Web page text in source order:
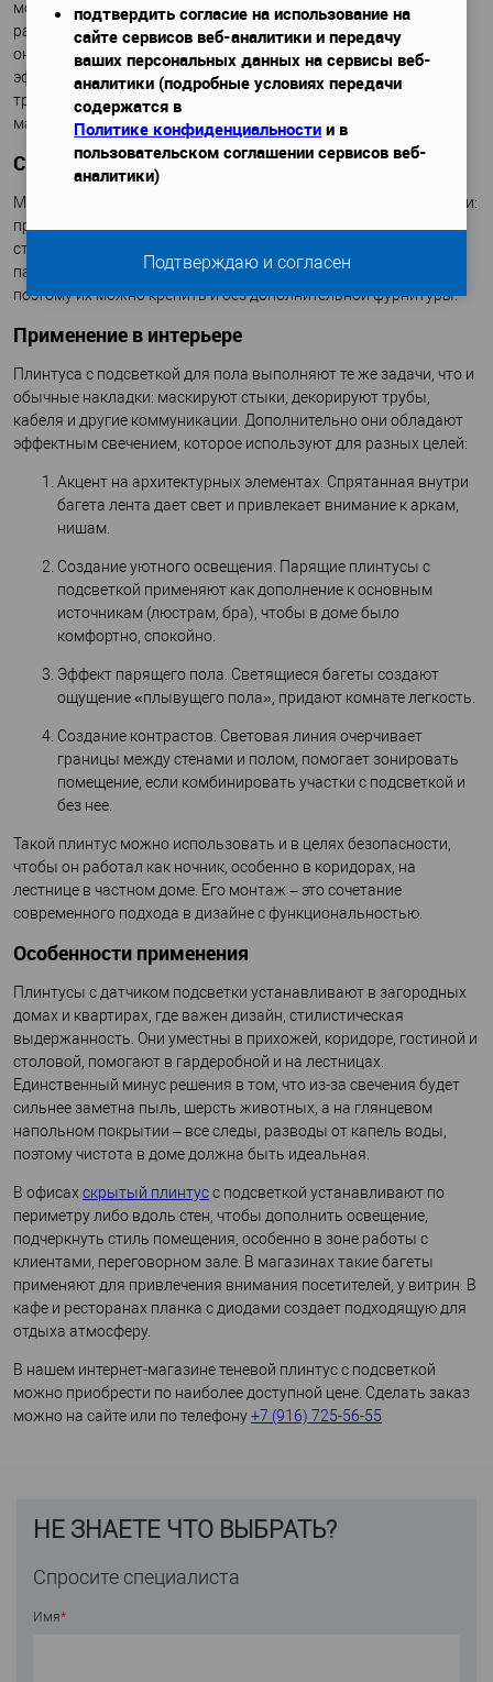
мощность бывает разная, как и оттенок лучей. За счет
рассеивающей поверхности нет отдельных светящихся точек,
они сливаются в сплошную линию, обеспечивают мягкий
эффект без мерцания. Диоды долго светятся, поэтому не
требуют частой замены, как обычные лампочки, потребляют
мало энергии.
Способ монтажа
Монтаж плинтуса с подсветкой такой же, как и обычной планки:
применяют клей, герметик, саморезы. На стыках, поворотах
ставят соединители, которые изготовлены по форме и цвету
панели. МДФ, из которого сделаны плинтусы, хорошо режутся,
поэтому их можно крепить и без дополнительной фурнитуры.
Применение в интерьере
Плинтуса с подсветкой для пола выполняют те же задачи, что и
обычные накладки: маскируют стыки, декорируют трубы,
кабеля и другие коммуникации. Дополнительно они обладают
эффектным свечением, которое используют для разных целей:
Акцент на архитектурных элементах. Спрятанная внутри
багета лента дает свет и привлекает внимание к аркам,
нишам.
Создание уютного освещения. Парящие плинтусы с
подсветкой применяют как дополнение к основным
источникам (люстрам, бра), чтобы в доме было
комфортно, спокойно.
Эффект парящего пола. Светящиеся багеты создают
ощущение «плывущего пола», придают комнате легкость.
Создание контрастов. Световая линия очерчивает
границы между стенами и полом, помогает зонировать
помещение, если комбинировать участки с подсветкой и
без нее.
Такой плинтус можно использовать и в целях безопасности,
чтобы он работал как ночник, особенно в коридорах, на
лестнице в частном доме. Его монтаж – это сочетание
современного подхода в дизайне с функциональностью.
Особенности применения
Плинтусы с датчиком подсветки устанавливают в загородных
домах и квартирах, где важен дизайн, стилистическая
выдержанность. Они уместны в прихожей, коридоре, гостиной и
столовой, помогают в гардеробной и на лестницах.
Единственный минус решения в том, что из-за свечения будет
сильнее заметна пыль, шерсть животных, а на глянцевом
напольном покрытии – все следы, разводы от капель воды,
поэтому чистота в доме должна быть идеальная.
В офисах скрытый плинтусс подсветкой устанавливают по
периметру либо вдоль стен, чтобы дополнить освещение,
подчеркнуть стиль помещения, особенно в зоне работы с
клиентами, переговорном зале. В магазинах такие багеты
применяют для привлечения внимания посетителей, у витрин. В
кафе и ресторанах планка с диодами создает подходящую для
отдыха атмосферу.
В нашем интернет-магазине теневой плинтус с подсветкой
можно приобрести по наиболее доступной цене. Сделать заказ
можно на сайте или по телефону+7 (916) 725-56-55
НЕ ЗНАЕТЕ ЧТО ВЫБРАТЬ?
Спросите специалиста
Имя*
подтвердить согласие на использование на
сайте сервисов веб-аналитики и передачу
ваших персональных данных на сервисы веб-
аналитики (подробные условиях передачи
содержатся в
Политике конфиденциальности и в
пользовательском соглашении сервисов веб-
аналитики)
Подтверждаю и согласен